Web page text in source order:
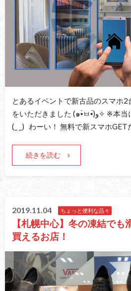
とあるイベントで新古品のスマホ2
をいただきました (๑•̀ㅂ•́)و✧ ※本当にありがとうございます
(_ _) わーい！ 無料で新スマホGET
続きを読む
2019.11.04 ちょっと便利な品々
【札幌中心】冬の凍結で
買えるお店！